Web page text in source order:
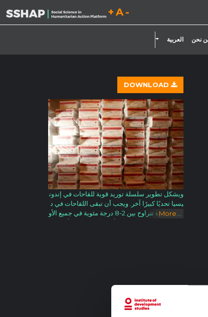
تقليل حجم الخط.
إعادة ضبط حجم الخط.
زيادة حجم الخط.
نحن العربية
ويشكل تطوير سلسلة توريد قوية للقاحات في إندون
يسيا تحديًا كبيرًا آخر. ويجب أن تبقى اللقاحات في د
رجة حرارة تتراوح بين 2-8 درجة مئوية في جميع الأو
قات (باستثناء لقاح شلل الأطفال الذي يجب أن يبقى
More